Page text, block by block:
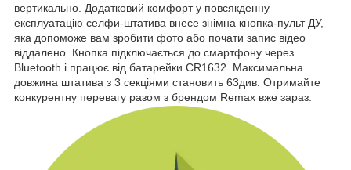
вертикально. Додатковий комфорт у повсякденну
експлуатацію селфи-штатива внесе знімна кнопка-пульт ДУ,
яка допоможе вам зробити фото або почати запис відео
віддалено. Кнопка підключається до смартфону через
Bluetooth і працює від батарейки CR1632. Максимальна
довжина штатива з 3 секціями становить 63див. Отримайте
конкурентну перевагу разом з брендом Remax вже зараз.